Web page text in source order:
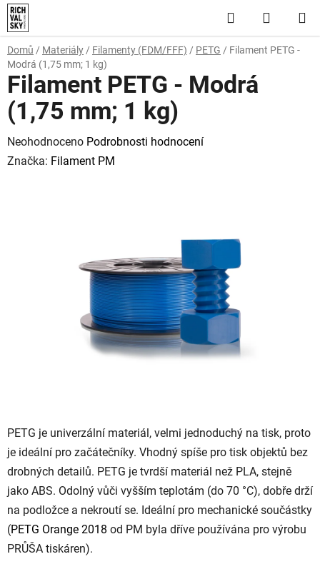
Přejít
na
obsah
Hledat
KOŠÍK
Domů / Materiály / Filamenty (FDM/FFF) / PETG / Filament PETG -
Modrá (1,75 mm; 1 kg)
PETG je univerzální materiál, velmi jednoduchý na tisk, proto
je ideální pro začátečníky. Vhodný spíše pro tisk objektů bez
drobných detailů. PETG je tvrdší materiál než PLA, stejně
jako ABS. Odolný vůči vyšším teplotám (do 70 °C), dobře drží
na podložce a nekroutí se. Ideální pro mechanické součástky
(PETG Orange 2018 od PM byla dříve používána pro výrobu
PRŮŠA tiskáren).
Filament PETG - Modrá
(1,75 mm; 1 kg)
Průměrné
hodnocení
Neohodnoceno Podrobnosti hodnocení
Značka: Filament PM